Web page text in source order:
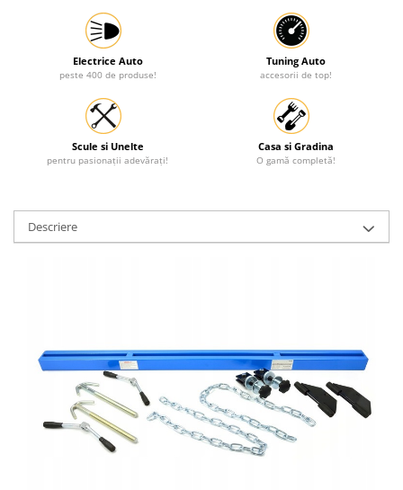
Protectia muncii
Scule Pneumatice
Slefuitoare
Suport auto
Suport motocicleta
Surubelnite
Utilaje constructie
Electrice Auto
peste 400 de produse!
Tuning Auto
accesorii de top!
Scule si Unelte
pentru pasionații adevărați!
Casa si Gradina
O gamă completă!
Descriere